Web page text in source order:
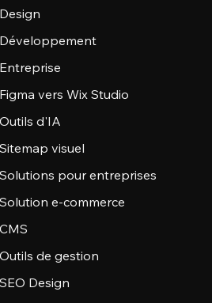
Design
Développement
Entreprise
Figma vers Wix Studio
Outils d'IA
Sitemap visuel
Solutions pour entreprises
Solution e-commerce
CMS
Outils de gestion
SEO Design